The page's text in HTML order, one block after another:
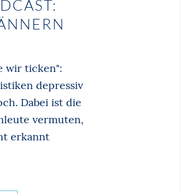
wir ticken":
depressiv
Dabei ist die
vermuten,
erkannt